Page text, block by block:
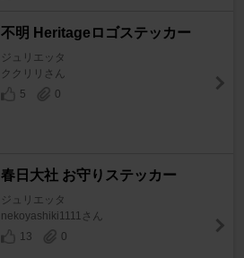
不明 Heritageロゴステッカー
ジュリエッタ
ククリリさん
5
0
春日大社 お守りステッカー
ジュリエッタ
nekoyashiki1111さん
13
0